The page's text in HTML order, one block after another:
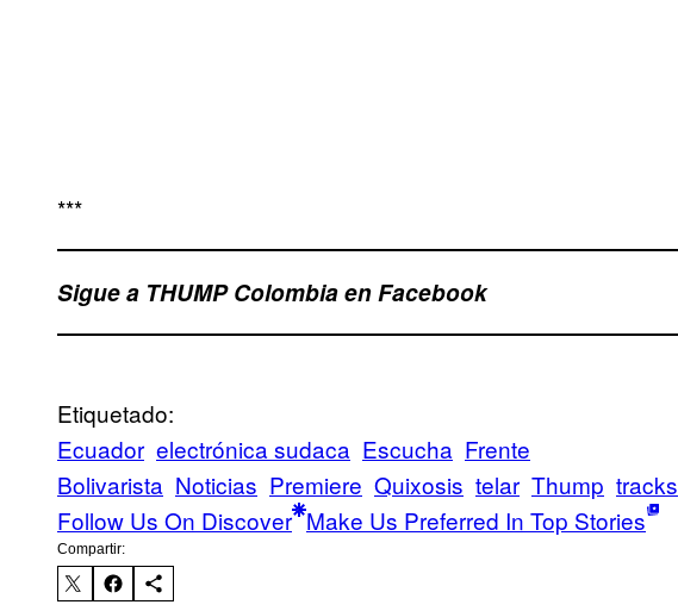
***
Sigue a THUMP Colombia en Facebook
Etiquetado:
Ecuador electrónica sudaca Escucha Frente
Bolivarista Noticias Premiere Quixosis telar Thump tracks
Follow Us On Discover Make Us Preferred In Top Stories
Compartir: